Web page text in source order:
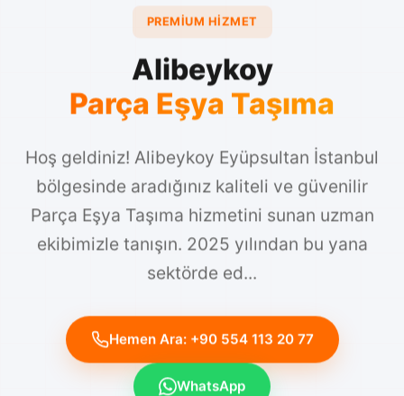
PREMIUM HIZMET
Alibeykoy
Parça Eşya Taşıma
Hoş geldiniz! Alibeykoy Eyüpsultan İstanbul
bölgesinde aradığınız kaliteli ve güvenilir
Parça Eşya Taşıma hizmetini sunan uzman
ekibimizle tanışın. 2025 yılından bu yana
sektörde ed...